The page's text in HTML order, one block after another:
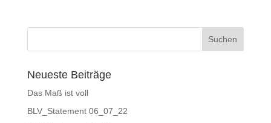
Neueste Beiträge
Das Maß ist voll
BLV_Statement 06_07_22